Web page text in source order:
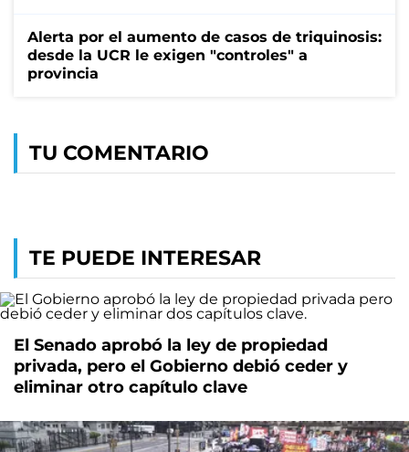
Alerta por el aumento de casos de triquinosis:
desde la UCR le exigen "controles" a
provincia
TU COMENTARIO
TE PUEDE INTERESAR
El Senado aprobó la ley de propiedad
privada, pero el Gobierno debió ceder y
eliminar otro capítulo clave